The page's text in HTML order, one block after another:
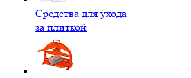
Средства для ухода
за плиткой